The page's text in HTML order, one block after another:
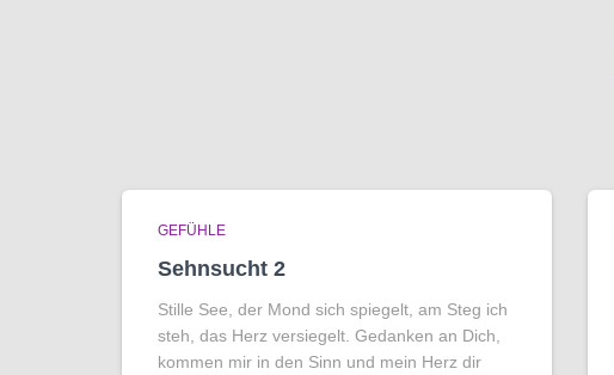
GEFÜHLE
Sehnsucht 2
Stille See, der Mond sich spiegelt, am Steg ich
steh, das Herz versiegelt. Gedanken an Dich,
kommen mir in den Sinn und mein Herz dir